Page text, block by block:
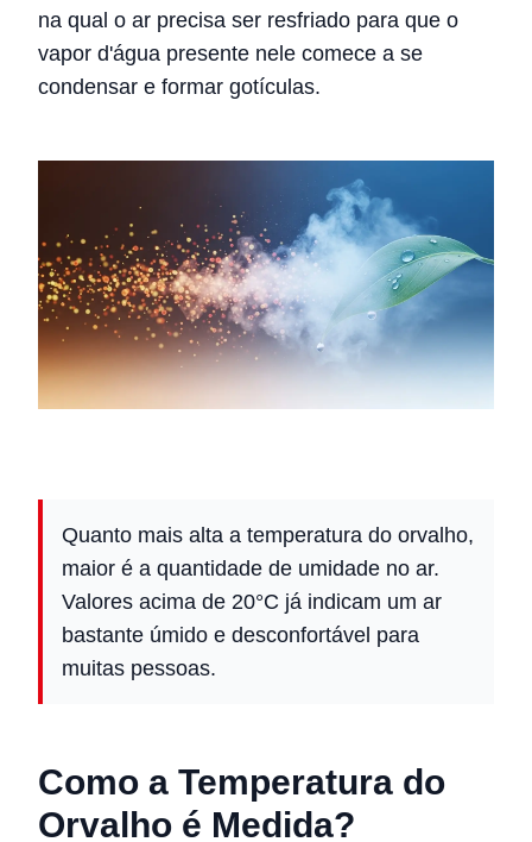
na qual o ar precisa ser resfriado para que o
vapor d'água presente nele comece a se
condensar e formar gotículas.
Quanto mais alta a temperatura do orvalho,
maior é a quantidade de umidade no ar.
Valores acima de 20°C já indicam um ar
bastante úmido e desconfortável para
muitas pessoas.
Como a Temperatura do
Orvalho é Medida?